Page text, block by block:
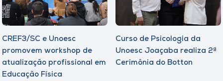
CREF3/SC e Unoesc
promovem workshop de
atualização profissional em
Educação Física
Curso de Psicologia da
Unoesc Joaçaba realiza 2ª
Cerimônia do Botton